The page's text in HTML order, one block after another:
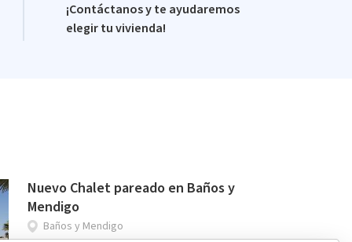
¡Contáctanos y te ayudaremos
elegir tu vivienda!
Nuevo Chalet pareado en Baños y
Mendigo
Baños y Mendigo